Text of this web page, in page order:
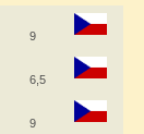
9
6,5
9